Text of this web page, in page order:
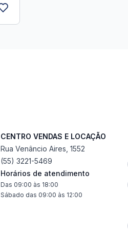
CENTRO VENDAS E LOCAÇÃO
Rua Venâncio Aires, 1552
(55) 3221-5469
Horários de atendimento
Das 09:00 às 18:00
Sábado das 09:00 às 12:00